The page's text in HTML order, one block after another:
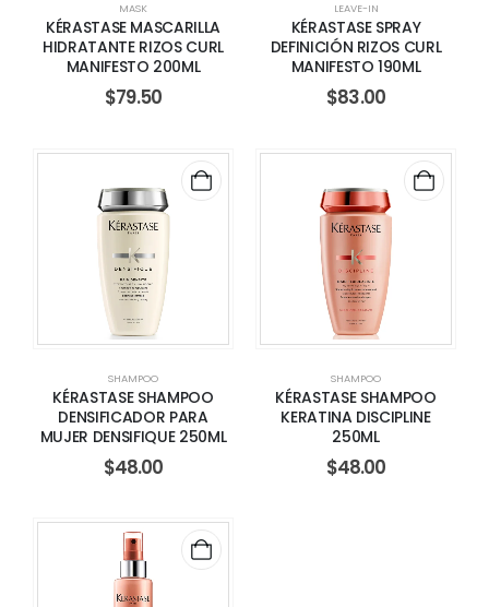
MASK
KÉRASTASE MASCARILLA
HIDRATANTE RIZOS CURL
MANIFESTO 200ML
$79.50
LEAVE-IN
KÉRASTASE SPRAY
DEFINICIÓN RIZOS CURL
MANIFESTO 190ML
$83.00
SHAMPOO
KÉRASTASE SHAMPOO
DENSIFICADOR PARA
MUJER DENSIFIQUE 250ML
$48.00
SHAMPOO
KÉRASTASE SHAMPOO
KERATINA DISCIPLINE
250ML
$48.00